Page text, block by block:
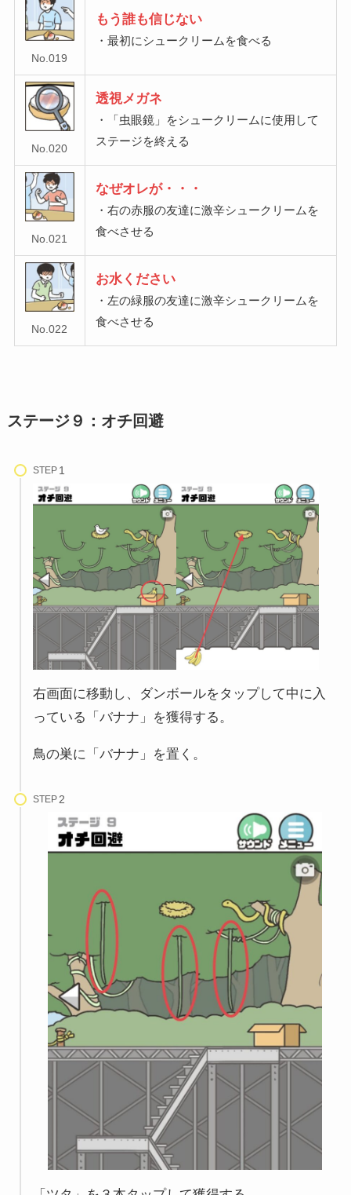
No.019
もう誰も信じない
・最初にシュークリームを食べる
No.020
透視メガネ
・「虫眼鏡」をシュークリームに使用して
ステージを終える
No.021
なぜオレが・・・
・右の赤服の友達に激辛シュークリームを
食べさせる
No.022
お水ください
・左の緑服の友達に激辛シュークリームを
食べさせる
ステージ９：オチ回避
STEP
右画面に移動し、ダンボールをタップして中に入
っている「バナナ」を獲得する。
鳥の巣に「バナナ」を置く。
STEP